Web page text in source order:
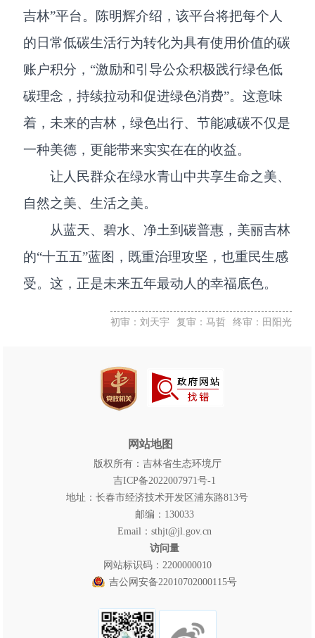
吉林”平台。陈明辉介绍，该平台将把每个人
的日常低碳生活行为转化为具有使用价值的碳
账户积分，“激励和引导公众积极践行绿色低
碳理念，持续拉动和促进绿色消费”。这意味
着，未来的吉林，绿色出行、节能减碳不仅是
一种美德，更能带来实实在在的收益。
让人民群众在绿水青山中共享生命之美、
自然之美、生活之美。
从蓝天、碧水、净土到碳普惠，美丽吉林
的“十五五”蓝图，既重治理攻坚，也重民生感
受。这，正是未来五年最动人的幸福底色。
初审：刘天宇 复审：马哲 终审：田阳光
网站地图
版权所有：吉林省生态环境厅
吉ICP备2022007971号-1
地址：长春市经济技术开发区浦东路813号
邮编：130033
Email：sthjt@jl.gov.cn
访问量
网站标识码：2200000010
吉公网安备22010702000115号